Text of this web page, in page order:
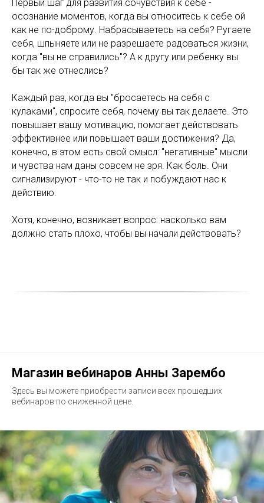
Первый шаг для развития сочувствия к себе -
осознание моментов, когда вы относитесь к себе ой
как не по-доброму. Набрасываетесь на себя? Ругаете
себя, шпыняете или не разрешаете радоваться жизни,
когда "вы не справились"? А к другу или ребенку вы
бы так же отнеслись?
Каждый раз, когда вы "бросаетесь на себя с
кулаками", спросите себя, почему вы так делаете. Это
повышает вашу мотивацию, помогает действовать
эффективнее или повышает ваши достижения? Да,
конечно, в этом есть свой смысл: "негативные" мысли
и чувства нам даны совсем не зря. Как боль. Они
сигнализируют - что-то не так и побуждают нас к
действию.
Хотя, конечно, возникает вопрос: насколько вам
должно стать плохо, чтобы вы начали действовать?
Магазин вебинаров Анны Зарембо
Здесь вы можете приобрести записи всех прошедших
вебинаров по сниженной цене.